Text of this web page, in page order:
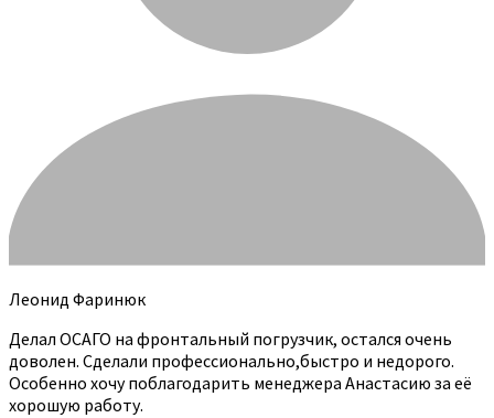
Леонид Фаринюк
Делал ОСАГО на фронтальный погрузчик, остался очень
доволен. Сделали профессионально,быстро и недорого.
Особенно хочу поблагодарить менеджера Анастасию за её
хорошую работу.